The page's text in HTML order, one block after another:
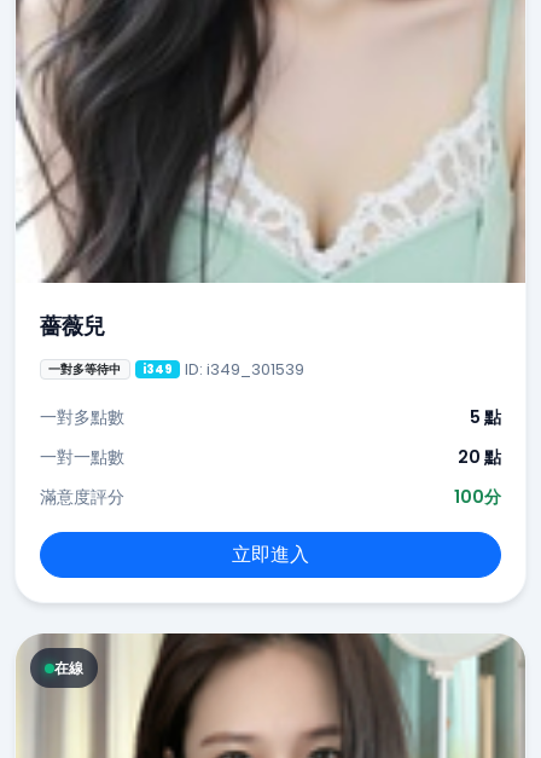
薔薇兒
一對多等待中 i349 ID: i349_301539
一對多點數
5 點
一對一點數
20 點
滿意度評分
100分
立即進入
在線